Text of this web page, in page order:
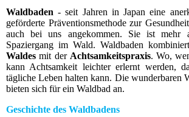
Waldbaden- seit Jahren in Japan eine
geförderte Präventionsmethode zur
auch bei uns angekommen. Sie ist mehr
Spaziergang im Wald. Waldbaden
Waldes mit der Achtsamkeitspraxis. Wo,
kann Achtsamkeit leichter erlernt werden,
tägliche Leben halten kann. Die wunderbaren
bieten sich für ein Waldbad an.
Geschichte des Waldbadens